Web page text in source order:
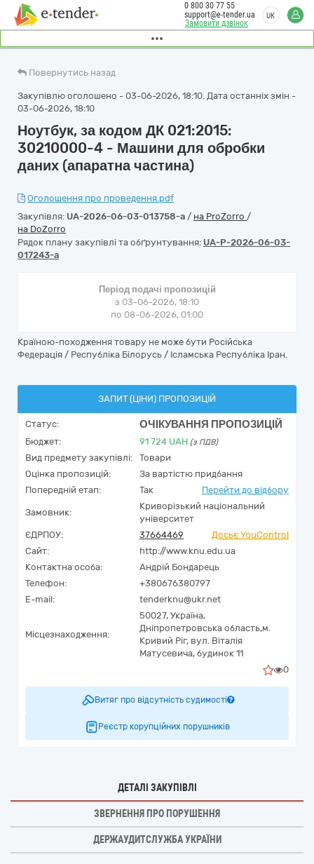
Замовити дзвінок
0 800 30 77 55
support@e-tender.ua
UK
Повернутись назад
Закупівлю оголошено - 03-06-2026, 18:10. Дата останніх змін -
03-06-2026, 18:10
Ноутбук, за кодом ДК 021:2015:
30210000-4 - Машини для обробки
даних (апаратна частина)
Оголошення про проведення.pdf
Закупівля: UA-2026-06-03-013758-a / на ProZorro /
на DoZorro
Рядок плану закупівлі та обґрунтування: UA-P-2026-06-03-
017243-a
Період подачі пропозицій
з 03-06-2026, 18:10
по 08-06-2026, 01:00
Країною-походження товару не може бути Російська
Федерація / Республіка Білорусь / Ісламська Республіка Іран.
ЗАПИТ (ЦІНИ) ПРОПОЗИЦІЙ
Статус: ОЧІКУВАННЯ ПРОПОЗИЦІЙ
Бюджет: 91 724 UAH (з ПДВ)
Вид предмету закупівлі:
Товари
Оцінка пропозицій:
За вартістю придбання
Попередній етап:
Так Перейти до відбору
Замовник:
Криворізький національний
університет
ЄДРПОУ:
37664469
Досьє YouControl
Сайт:
http://www.knu.edu.ua
Контактна особа:
Андрій Бондарець
Телефон:
+380676380797
E-mail:
tenderknu@ukr.net
Місцезнаходження:
50027, Україна,
Дніпропетровська область,м.
Кривий Ріг, вул. Віталія
Матусевича, будинок 11
0
Витяг про відсутність судимості
Реєстр корупційних порушників
ДЕТАЛІ ЗАКУПІВЛІ
ЗВЕРНЕННЯ ПРО ПОРУШЕННЯ
ДЕРЖАУДИТСЛУЖБА УКРАЇНИ